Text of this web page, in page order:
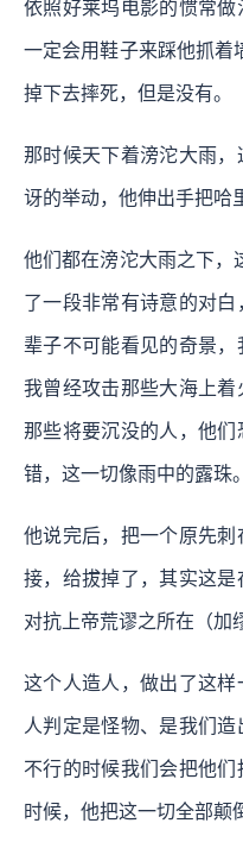
依照好莱坞电影的惯常
一定会用鞋子来踩他抓着
掉下去摔死，但是没有。
那时候天下着滂沱大雨
讶的举动，他伸出手把哈
他们都在滂沱大雨之下，
了一段非常有诗意的对
辈子不可能看见的奇景，
我曾经攻击那些大海上
那些将要沉没的人，他
错，这一切像雨中的露珠。
他说完后，把一个原先
接，给拔掉了，其实这
对抗上帝荒谬之所在（加
这个人造人，做出了这
人判定是怪物、是我们
不行的时候我们会把他
时候，他把这一切全部颠